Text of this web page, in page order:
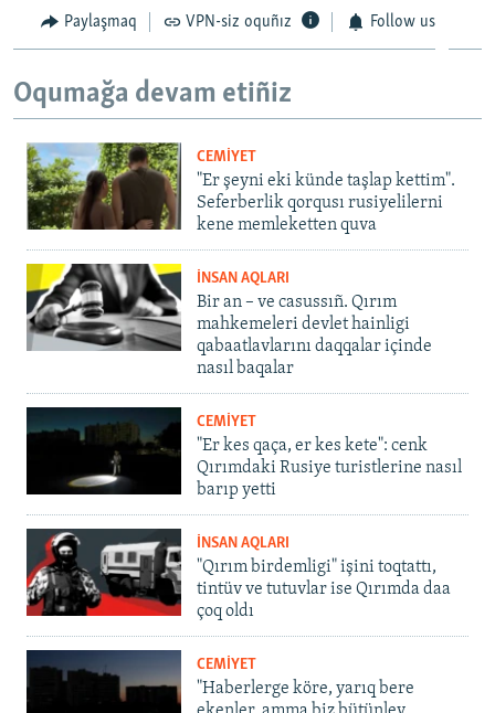
Paylaşmaq VPN-siz oquñız Follow us
Oqumağa devam etiñiz
CEMİYET
"Er şeyni eki künde taşlap kettim".
Seferberlik qorqusı rusiyelilerni
kene memleketten quva
İNSAN AQLARI
Bir an – ve casussıñ. Qırım
mahkemeleri devlet hainligi
qabaatlavlarını daqqalar içinde
nasıl baqalar
CEMİYET
"Er kes qaça, er kes kete": cenk
Qırımdaki Rusiye turistlerine nasıl
barıp yetti
İNSAN AQLARI
"Qırım birdemligi" işini toqtattı,
tintüv ve tutuvlar ise Qırımda daa
çoq oldı
CEMİYET
"Haberlerge köre, yarıq bere